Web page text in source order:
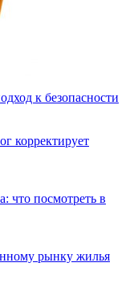
к безопасности
корректирует
что посмотреть в
рынку жилья